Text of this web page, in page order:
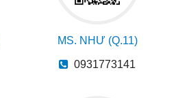
MS. NHƯ (Q.11)
0931773141